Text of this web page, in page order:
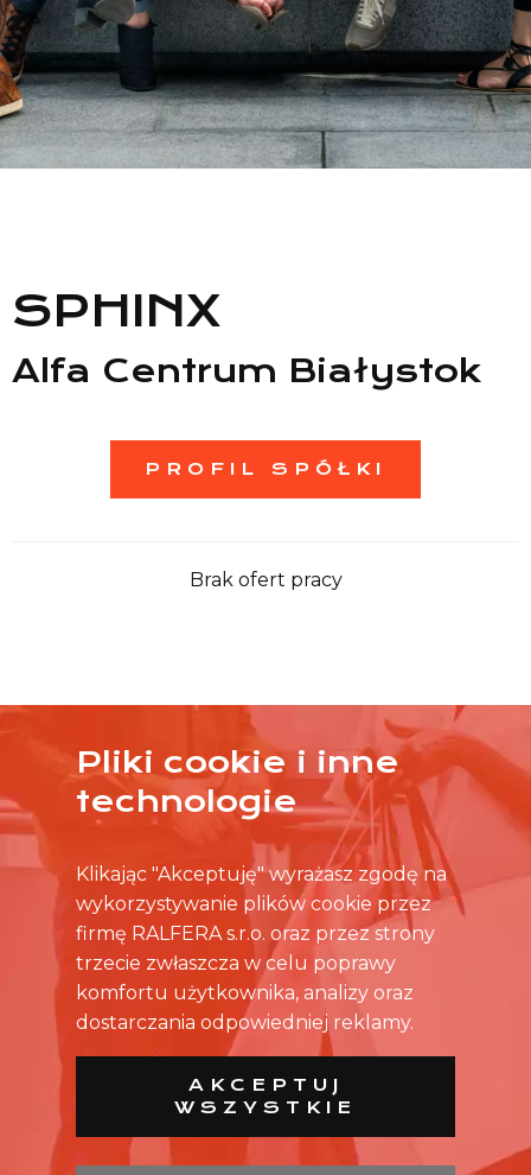
Lista sklepów
Informacje
SPHINX
Alfa Centrum Białystok
PROFIL SPÓŁKI
Brak ofert pracy
ŻADNA OFERTA CIĘ NIE ZAINTERESOWAŁA?
SKONTAKTUJ SIĘ BEZPOŚREDNIO ZE SKLEPEM.
Pliki cookie i inne
technologie
Klikając "Akceptuję" wyrażasz zgodę na
wykorzystywanie plików cookie przez
firmę RALFERA s.r.o. oraz przez strony
trzecie zwłaszcza w celu poprawy
komfortu użytkownika, analizy oraz
dostarczania odpowiedniej reklamy.
AKCEPTUJ
WSZYSTKIE